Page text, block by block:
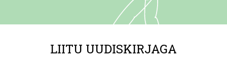
LIITU UUDISKIRJAGA